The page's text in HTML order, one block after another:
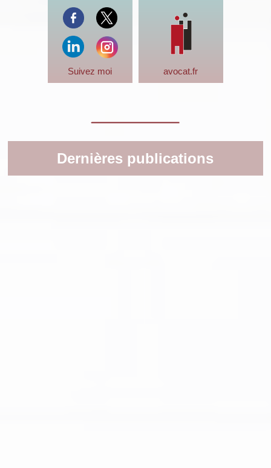
Suivez moi avocat.fr
Dernières publications